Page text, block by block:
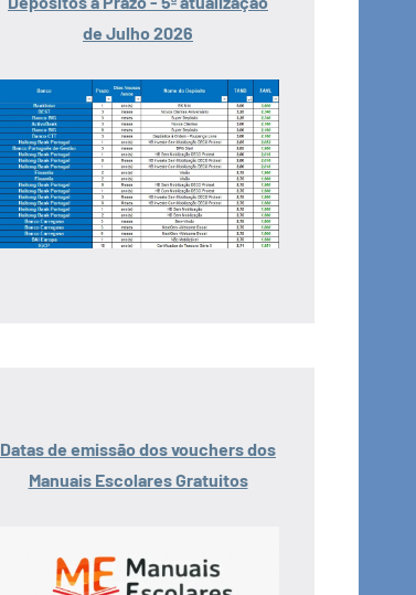
de Julho 2026
Datas de emissão dos vouchers dos
Manuais Escolares Gratuitos